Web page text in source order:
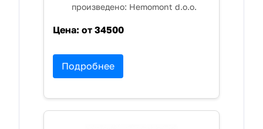
произведено: Hemomont d.o.o.
Цена: от 34500
Подробнее